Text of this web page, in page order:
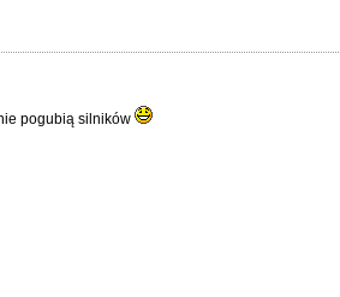
pogubią silników